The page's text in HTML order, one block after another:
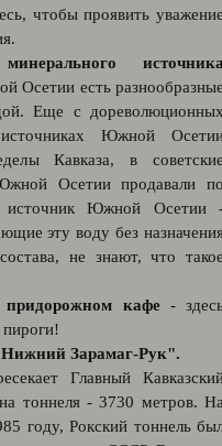
чтобы проявить
Осетии есть
Еще с
Южной
Кавказа, в
Осетии продавали
источник Южной Осетии
эту воду без
не знают, что
кафе-
Зарамаг-Рук".
Главный
тоннеля - 3730 метров.
году, Рокский тоннель